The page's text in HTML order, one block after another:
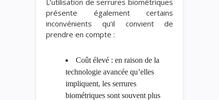
présente également certains
inconvénients qu’il convient de
prendre en compte :
Coût élevé : en raison de la
technologie avancée qu’elles
impliquent, les serrures
biométriques sont souvent plus